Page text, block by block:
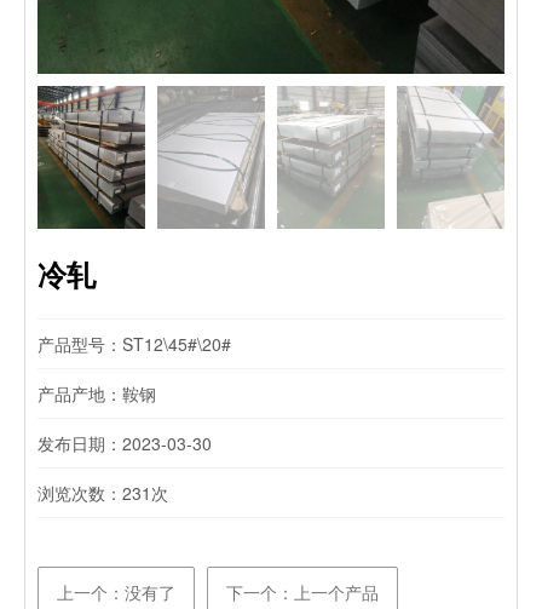
冷轧
产品型号：ST12\45#\20#
产品产地：鞍钢
发布日期：2023-03-30
浏览次数： 231次
上一个：没有了 下一个：上一个产品